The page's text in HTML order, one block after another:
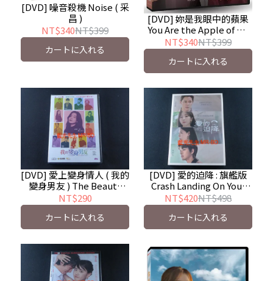
[DVD] 噪音殺機 Noise ( 采
昌 )
NT$340NT$399
カートに入れる
[DVD] 妳是我眼中的蘋果
You Are the Apple of My
Eye ( 車庫娛樂 )
NT$340NT$399
カートに入れる
[DVD] 愛上變身情人 ( 我的
變身男友 ) The Beauty
Inside
NT$290
カートに入れる
[DVD] 愛的迫降 : 旗艦版
Crash Landing On You :
Live in Seoul ( 得利 )
NT$420NT$498
カートに入れる